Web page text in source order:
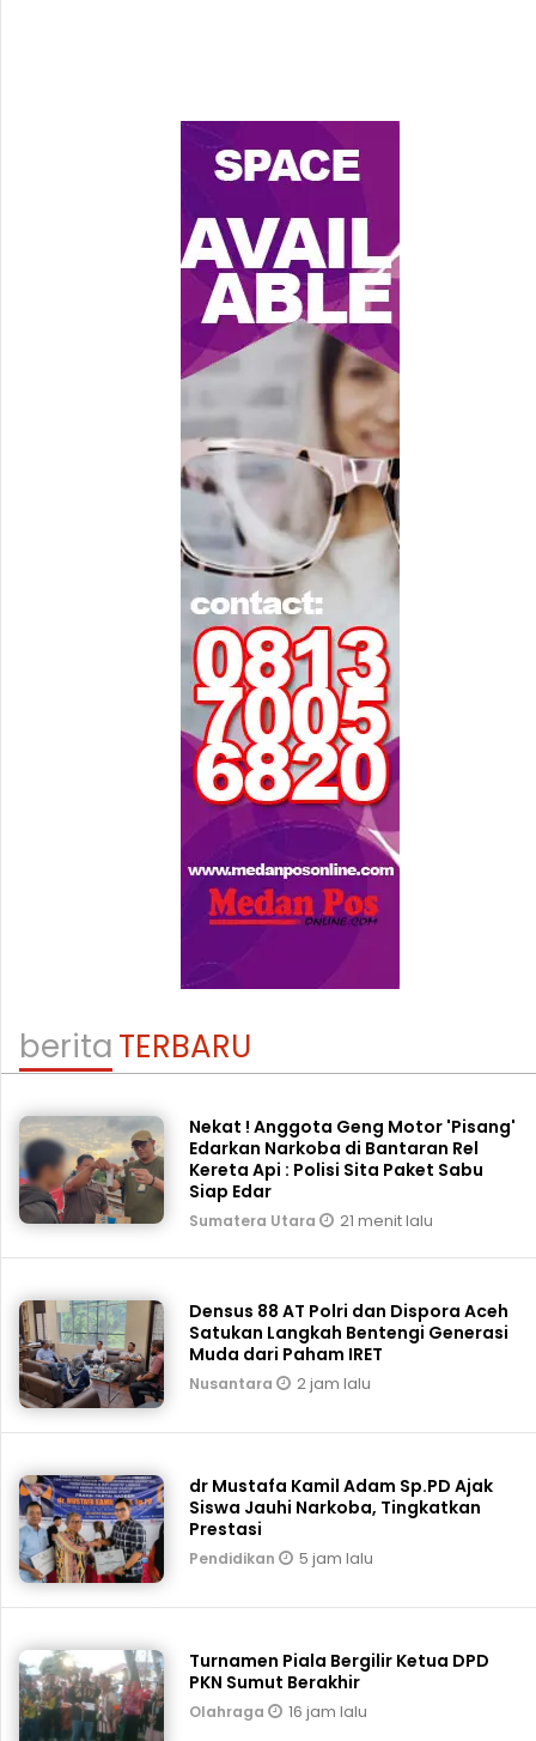
beritaTERBARU
Nekat ! Anggota Geng Motor 'Pisang'
Edarkan Narkoba di Bantaran Rel
Kereta Api : Polisi Sita Paket Sabu
Siap Edar
Sumatera Utara 21 menit lalu
Densus 88 AT Polri dan Dispora Aceh
Satukan Langkah Bentengi Generasi
Muda dari Paham IRET
Nusantara 2 jam lalu
dr Mustafa Kamil Adam Sp.PD Ajak
Siswa Jauhi Narkoba, Tingkatkan
Prestasi
Pendidikan 5 jam lalu
Turnamen Piala Bergilir Ketua DPD
PKN Sumut Berakhir
Olahraga 16 jam lalu